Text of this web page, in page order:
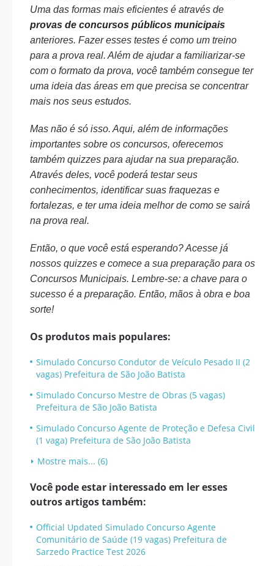
Uma das formas mais eficientes é através de
provas de concursos públicos municipais
anteriores. Fazer esses testes é como um treino
para a prova real. Além de ajudar a familiarizar-se
com o formato da prova, você também consegue ter
uma ideia das áreas em que precisa se concentrar
mais nos seus estudos.
Mas não é só isso. Aqui, além de informações
importantes sobre os concursos, oferecemos
também quizzes para ajudar na sua preparação.
Através deles, você poderá testar seus
conhecimentos, identificar suas fraquezas e
fortalezas, e ter uma ideia melhor de como se sairá
na prova real.
Então, o que você está esperando? Acesse já
nossos quizzes e comece a sua preparação para os
Concursos Municipais. Lembre-se: a chave para o
sucesso é a preparação. Então, mãos à obra e boa
sorte!
Os produtos mais populares:
Simulado Concurso Condutor de Veículo Pesado II (2
vagas) Prefeitura de São João Batista
Simulado Concurso Mestre de Obras (5 vagas)
Prefeitura de São João Batista
Simulado Concurso Agente de Proteção e Defesa Civil
(1 vaga) Prefeitura de São João Batista
Mostre mais... (6)
Você pode estar interessado em ler esses
outros artigos também:
Official Updated Simulado Concurso Agente
Comunitário de Saúde (19 vagas) Prefeitura de
Sarzedo Practice Test 2026